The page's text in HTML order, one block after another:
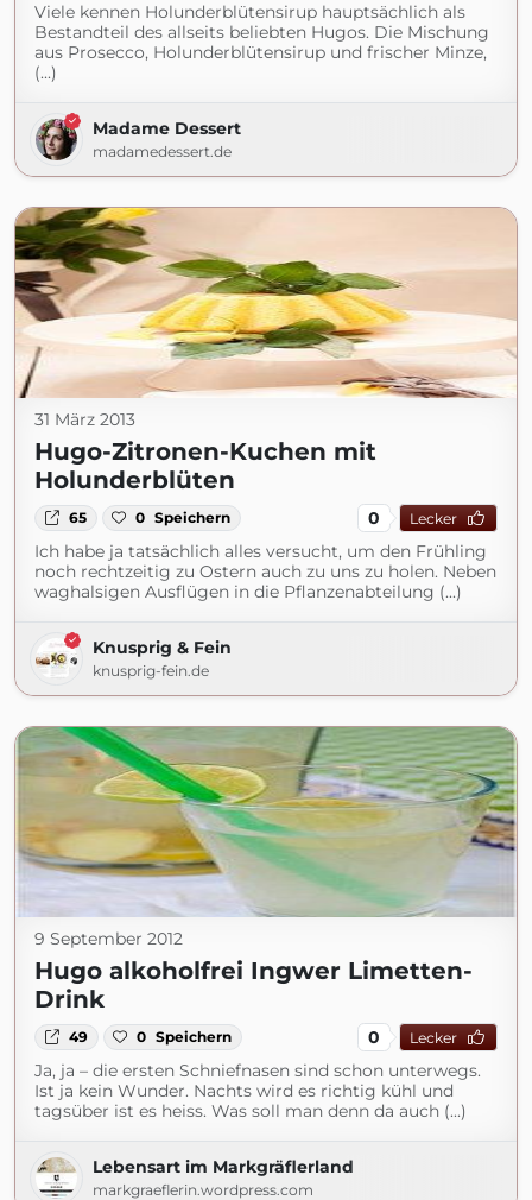
Viele kennen Holunderblütensirup hauptsächlich als
Bestandteil des allseits beliebten Hugos. Die Mischung
aus Prosecco, Holunderblütensirup und frischer Minze,
(...)
Madame Dessert
madamedessert.de
31 März 2013
Hugo-Zitronen-Kuchen mit
Holunderblüten
65 0 Speichern 0 Lecker
Ich habe ja tatsächlich alles versucht, um den Frühling
noch rechtzeitig zu Ostern auch zu uns zu holen. Neben
waghalsigen Ausflügen in die Pflanzenabteilung (...)
Knusprig & Fein
knusprig-fein.de
9 September 2012
Hugo alkoholfrei Ingwer Limetten-
Drink
49 0 Speichern 0 Lecker
Ja, ja – die ersten Schniefnasen sind schon unterwegs.
Ist ja kein Wunder. Nachts wird es richtig kühl und
tagsüber ist es heiss. Was soll man denn da auch (...)
Lebensart im Markgräflerland
markgraeflerin.wordpress.com